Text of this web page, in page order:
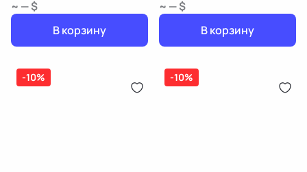
~ — $
В корзину
~ — $
В корзину
-10% -10%